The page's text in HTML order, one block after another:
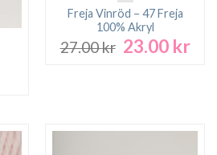
Freja Vinröd – 47 Freja
100% Akryl
27.00kr Det
23.00 krDet